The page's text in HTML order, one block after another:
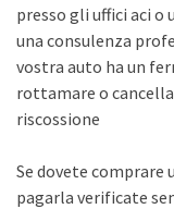
presso gli uffici aci o
una consulenza
vostra auto ha un
rottamare o
riscossione
Se dovete comprare
pagarla verificate